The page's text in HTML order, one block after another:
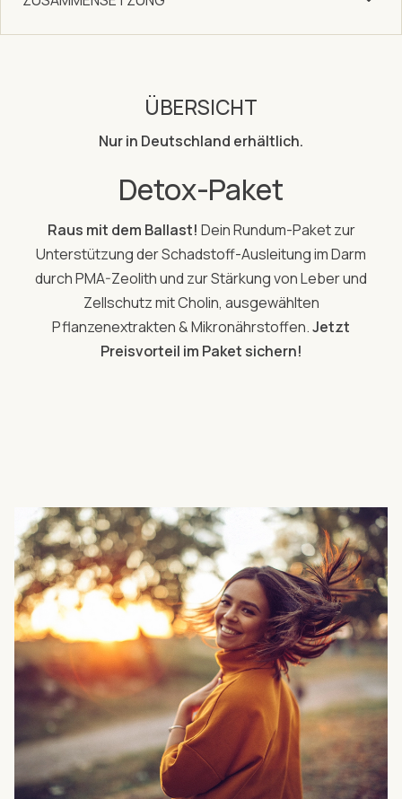
ÜBERSICHT
Nur in Deutschland erhältlich.
Detox-Paket
Raus mit dem Ballast! Dein Rundum-Paket zur
Unterstützung der Schadstoff-Ausleitung im Darm
durch PMA-Zeolith und zur Stärkung von Leber und
Zellschutz mit Cholin, ausgewählten
Pflanzenextrakten & Mikronährstoffen.Jetzt
Preisvorteil im Paket sichern!